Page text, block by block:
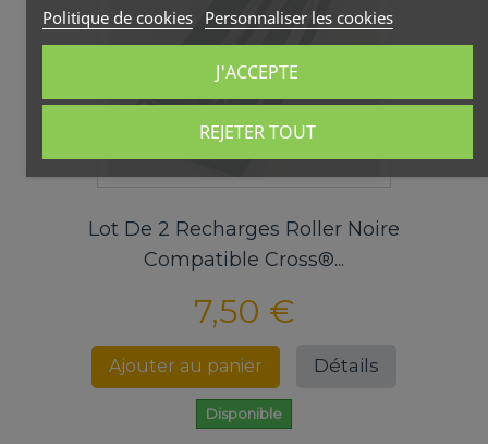
Lot De 2 Recharges Roller Noire
Compatible Cross®...
7,50 €
Ajouter au panier Détails
Disponible
Politique de cookies Personnaliser les cookies
REJETER TOUT
J'ACCEPTE